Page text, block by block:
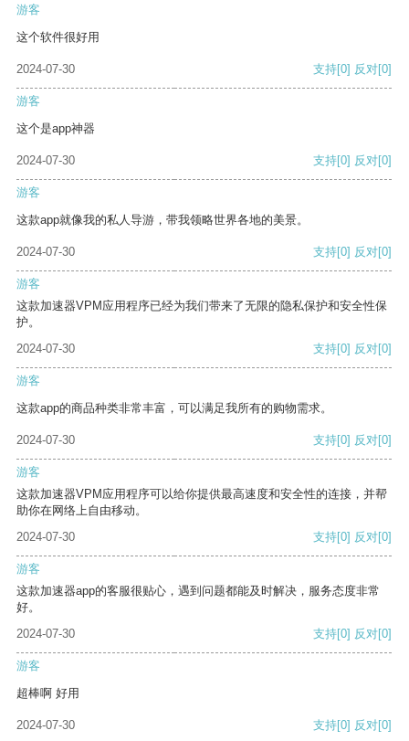
游客
这个软件很好用
2024-07-30 支持[0] 反对[0]
游客
这个是app神器
2024-07-30 支持[0] 反对[0]
游客
这款app就像我的私人导游，带我领略世界各地的美景。
2024-07-30 支持[0] 反对[0]
游客
这款加速器VPM应用程序已经为我们带来了无限的隐私保护和安全性保
护。
2024-07-30
支持[0] 反对[0]
游客
这款app的商品种类非常丰富，可以满足我所有的购物需求。
2024-07-30 支持[0] 反对[0]
游客
这款加速器VPM应用程序可以给你提供最高速度和安全性的连接，并帮
助你在网络上自由移动。
2024-07-30
支持[0] 反对[0]
游客
这款加速器app的客服很贴心，遇到问题都能及时解决，服务态度非常
好。
2024-07-30
支持[0] 反对[0]
游客
超棒啊 好用
2024-07-30 支持[0] 反对[0]